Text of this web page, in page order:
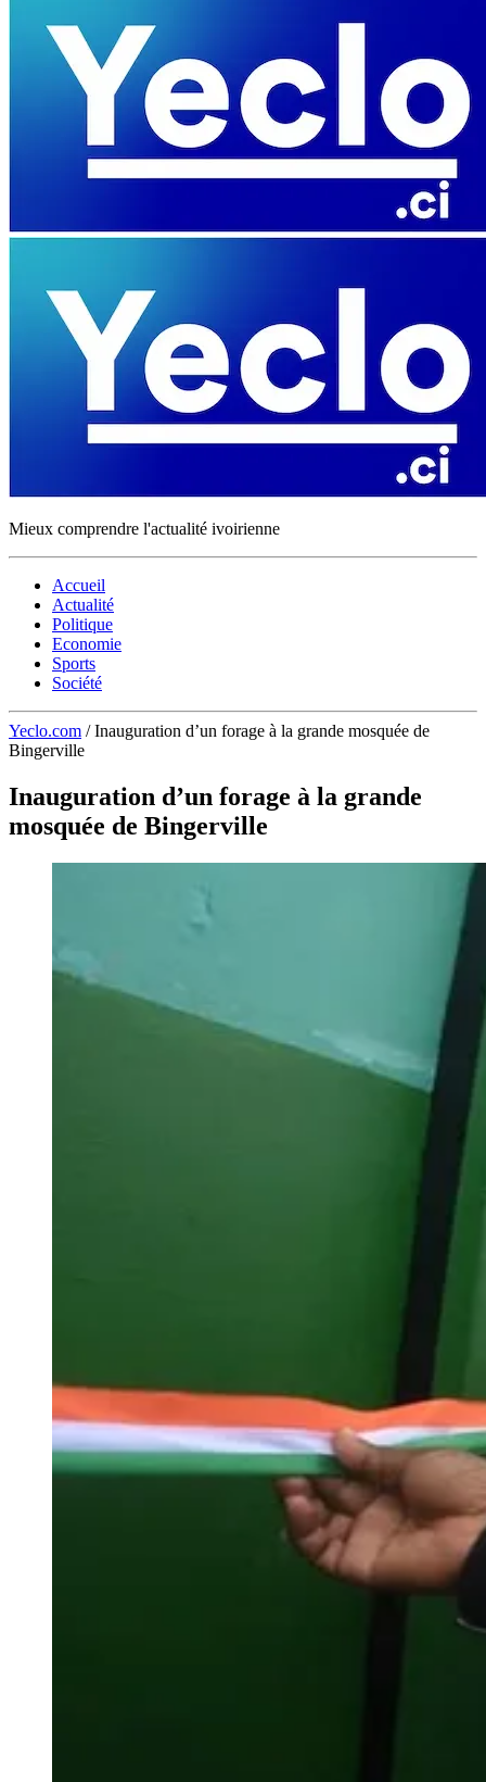
Mieux comprendre l'actualité ivoirienne
Accueil
Actualité
Politique
Economie
Sports
Société
Yeclo.com / Inauguration d’un forage à la grande mosquée de
Bingerville
Inauguration d’un forage à la grande
mosquée de Bingerville